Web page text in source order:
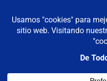
contenido
De todo un poco
Reflexiones,